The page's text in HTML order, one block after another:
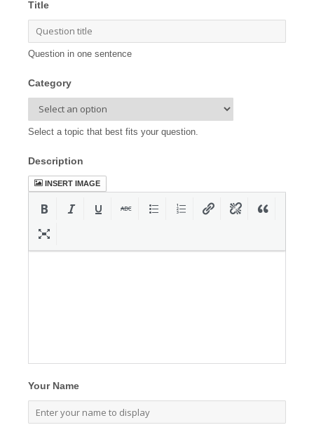
Title
Question in one sentence
Category
Select a topic that best fits your question.
Description
INSERT IMAGE
Your Name